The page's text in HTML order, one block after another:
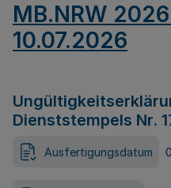
MB.NRW
10.07.2026
Dienststempels Nr.
Ausfertigungsdatum